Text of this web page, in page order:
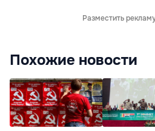
Разместить
Похожие новости